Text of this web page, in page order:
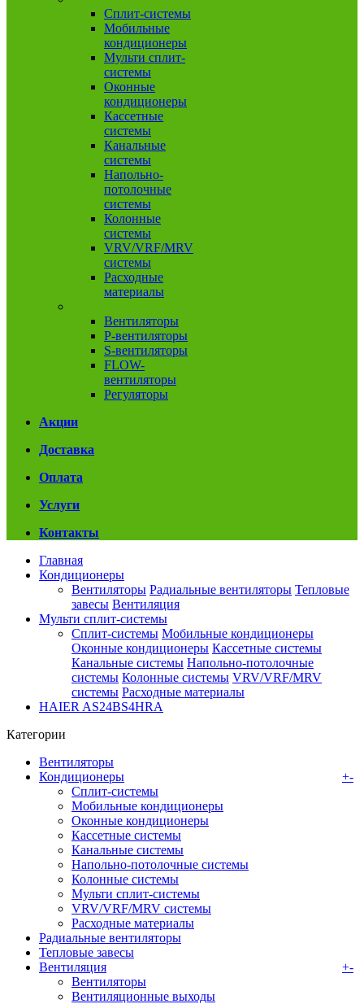
Сплит-системы
Мобильные
кондиционеры
Мульти сплит-
системы
Оконные
кондиционеры
Кассетные
системы
Канальные
системы
Напольно-
потолочные
системы
Колонные
системы
VRV/VRF/MRV
системы
Расходные
материалы
Вентиляторы
P-вентиляторы
S-вентиляторы
FLOW-
вентиляторы
Регуляторы
Акции
Доставка
Оплата
Услуги
Контакты
Главная
Кондиционеры
Вентиляторы Радиальные вентиляторы Тепловые
завесы Вентиляция
Мульти сплит-системы
Сплит-системы Мобильные кондиционеры
Оконные кондиционеры Кассетные системы
Канальные системы Напольно-потолочные
системы Колонные системы VRV/VRF/MRV
системы Расходные материалы
HAIER AS24BS4HRA
Категории
Вентиляторы
Кондиционеры
+-
Сплит-системы
Мобильные кондиционеры
Оконные кондиционеры
Кассетные системы
Канальные системы
Напольно-потолочные системы
Колонные системы
Мульти сплит-системы
VRV/VRF/MRV системы
Расходные материалы
Радиальные вентиляторы
Тепловые завесы
Вентиляция
+-
Вентиляторы
Вентиляционные выходы